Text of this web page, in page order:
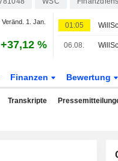
Veränd. 1. Jan.
+37,12 %
01:05
06.08.
Finanzen Bewertung
Transkripte